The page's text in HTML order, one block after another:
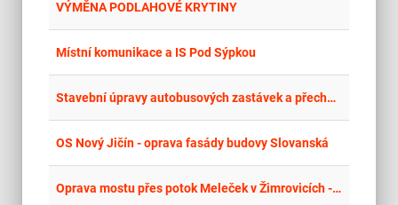
VÝMĚNA PODLAHOVÉ KRYTINY
Místní komunikace a IS Pod Sýpkou
Stavební úpravy autobusových zastávek a přechodu pro chodce, Tábor - Benešovská ulice
OS Nový Jičín - oprava fasády budovy Slovanská
Oprava mostu přes potok Meleček v Žimrovicích - opakované uveřejnění